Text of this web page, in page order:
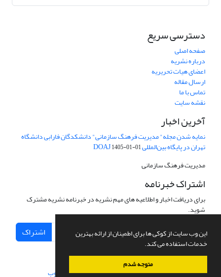
این وب سایت از کوکی ها برای اطمینان از ارائه بهترین
خدمات استفاده می کند.
متوجه شدم
دسترسی سریع
صفحه اصلی
درباره نشریه
اعضای هیات تحریریه
ارسال مقاله
تماس با ما
نقشه سایت
آخرین اخبار
نمایه شدن مجله" مدیریت فرهنگ سازمانی" دانشکدگان فارابی دانشگاه
تهران در پایگاه بین‌المللی DOAJ1405-01-01
مدیریت فرهنگ سازمانی
اشتراک خبرنامه
برای دریافت اخبار و اطلاعیه های مهم نشریه در خبرنامه نشریه مشترک
شوید.
اشتراک
سامانه مدیریت نشریات علمی.طراحی و پیاده سازی از سیناوب